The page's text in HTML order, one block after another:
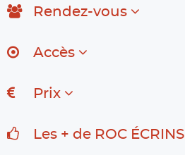
Rendez-vous
Accès
Prix
Les + de ROC ÉCRINS